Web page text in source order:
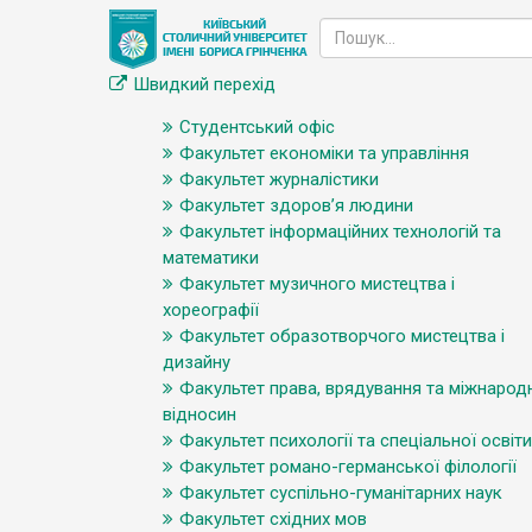
Швидкий перехід
Студентський офіс
Факультет економіки та управління
Факультет журналістики
Факультет здоров’я людини
Факультет інформаційних технологій та
математики
Факультет музичного мистецтва і
хореографії
Факультет образотворчого мистецтва і
дизайну
Факультет права, врядування та
відносин
Факультет психології та спеціальної освіти
Факультет романо-германської філології
Факультет суспільно-гуманітарних наук
Факультет східних мов